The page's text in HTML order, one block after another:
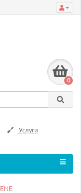
0
Услуги
ENE